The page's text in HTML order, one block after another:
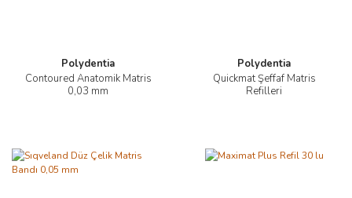
Polydentia
Contoured Anatomik Matris
0,03 mm
Polydentia
Quickmat Şeffaf Matris
Refilleri